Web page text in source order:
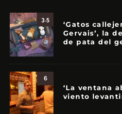
3.5
‘Gatos
Gervais’, la
de pata del
6
‘La ventana
viento